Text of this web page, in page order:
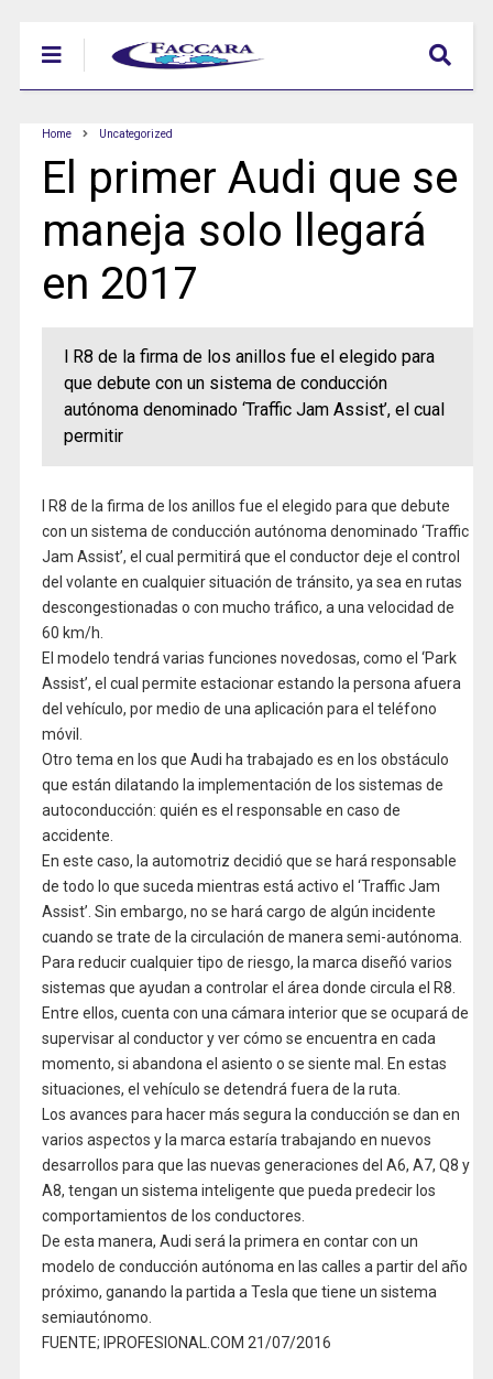
Home Uncategorized
El primer Audi que se
maneja solo llegará
en 2017
l R8 de la firma de los anillos fue el elegido para
que debute con un sistema de conducción
autónoma denominado ‘Traffic Jam Assist’, el cual
permitir
l R8 de la firma de los anillos fue el elegido para que debute
con un sistema de conducción autónoma denominado ‘Traffic
Jam Assist’, el cual permitirá que el conductor deje el control
del volante en cualquier situación de tránsito, ya sea en rutas
descongestionadas o con mucho tráfico, a una velocidad de
60 km/h.
El modelo tendrá varias funciones novedosas, como el ‘Park
Assist’, el cual permite estacionar estando la persona afuera
del vehículo, por medio de una aplicación para el teléfono
móvil.
Otro tema en los que Audi ha trabajado es en los obstáculo
que están dilatando la implementación de los sistemas de
autoconducción: quién es el responsable en caso de
accidente.
En este caso, la automotriz decidió que se hará responsable
de todo lo que suceda mientras está activo el ‘Traffic Jam
Assist’. Sin embargo, no se hará cargo de algún incidente
cuando se trate de la circulación de manera semi-autónoma.
Para reducir cualquier tipo de riesgo, la marca diseñó varios
sistemas que ayudan a controlar el área donde circula el R8.
Entre ellos, cuenta con una cámara interior que se ocupará de
supervisar al conductor y ver cómo se encuentra en cada
momento, si abandona el asiento o se siente mal. En estas
situaciones, el vehículo se detendrá fuera de la ruta.
Los avances para hacer más segura la conducción se dan en
varios aspectos y la marca estaría trabajando en nuevos
desarrollos para que las nuevas generaciones del A6, A7, Q8 y
A8, tengan un sistema inteligente que pueda predecir los
comportamientos de los conductores.
De esta manera, Audi será la primera en contar con un
modelo de conducción autónoma en las calles a partir del año
próximo, ganando la partida a Tesla que tiene un sistema
semiautónomo.
FUENTE; IPROFESIONAL.COM 21/07/2016